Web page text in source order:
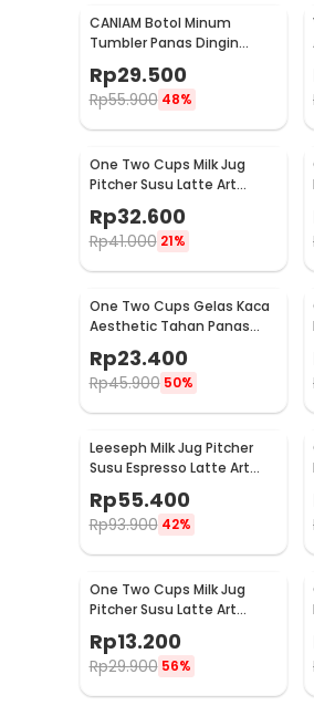
Rincian yang Anda dapatkan
1 x One Two Cups Gelas
CANIAM Botol Minum
Tumbler Panas Dingin
400ml
Rp29.500
Rp55.900 48%
One Two Cups Milk Jug
Pitcher Susu Latte Art
Espresso Stainless Steel
350ml - J068
Rp32.600
Rp41.000 21%
One Two Cups Gelas Kaca
Aesthetic Tahan Panas
Double Wall Glass 433ml -
PLY1704
Rp23.400
Rp45.900 50%
Leeseph Milk Jug Pitcher
Susu Espresso Latte Art
2016
Rp55.400
Rp93.900 42%
One Two Cups Milk Jug
Pitcher Susu Latte Art
Espresso Stainless Steel
1.5oz - S06HG
Rp13.200
Rp29.900 56%